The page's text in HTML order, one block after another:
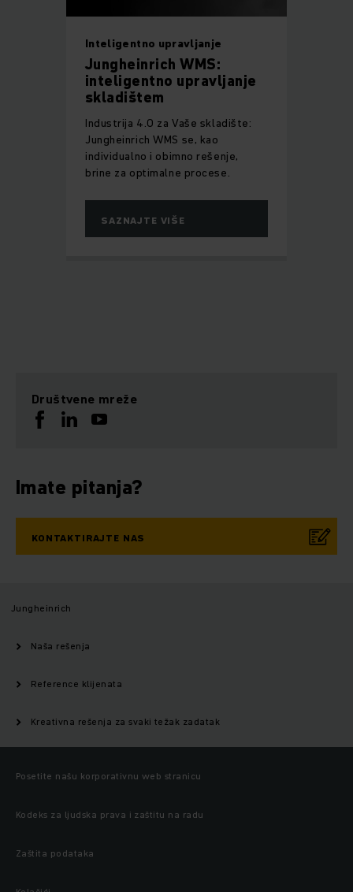
Inteligentno upravljanje
Jungheinrich WMS:
inteligentno upravljanje
skladištem
Industrija 4.0 za Vaše skladište:
Jungheinrich WMS se, kao
individualno i obimno rešenje,
brine za optimalne procese.
SAZNAJTE VIŠE
Društvene mreže
Imate pitanja?
KONTAKTIRAJTE NAS
Jungheinrich
Naša rešenja
Reference klijenata
Kreativna rešenja za svaki težak zadatak
Posetite našu korporativnu web stranicu
Kodeks za ljudska prava i zaštitu na radu
Zaštita podataka